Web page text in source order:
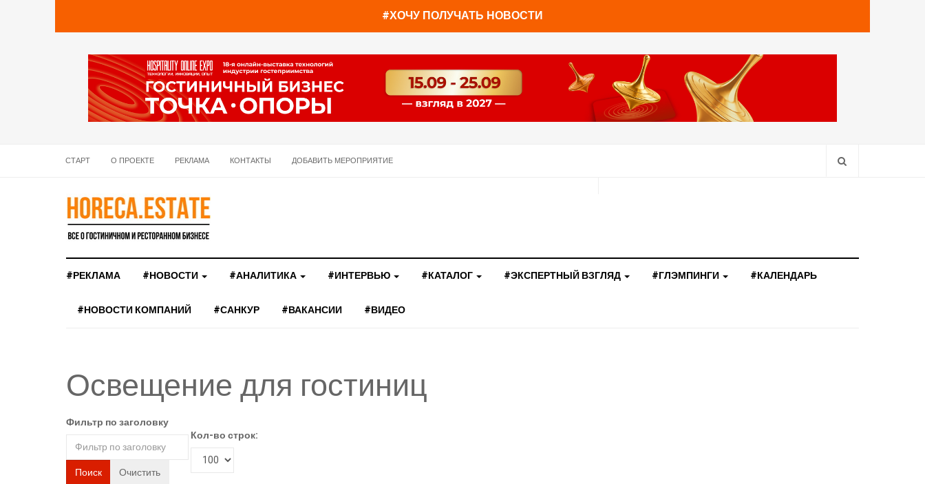
#ХОЧУ ПОЛУЧАТЬ НОВОСТИ
СТАРТ О ПРОЕКТЕ РЕКЛАМА КОНТАКТЫ ДОБАВИТЬ МЕРОПРИЯТИЕ
#РЕКЛАМА #НОВОСТИ #АНАЛИТИКА #ИНТЕРВЬЮ #КАТАЛОГ #ЭКСПЕРТНЫЙ ВЗГЛЯД #ГЛЭМПИНГИ #КАЛЕНДАРЬ
#НОВОСТИ КОМПАНИЙ #САНКУР #ВАКАНСИИ #ВИДЕО
Освещение для гостиниц
Фильтр по заголовку
Поиск Очистить
Кол-во строк: